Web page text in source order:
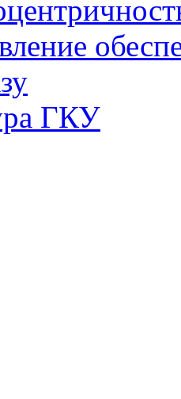
ГКУ